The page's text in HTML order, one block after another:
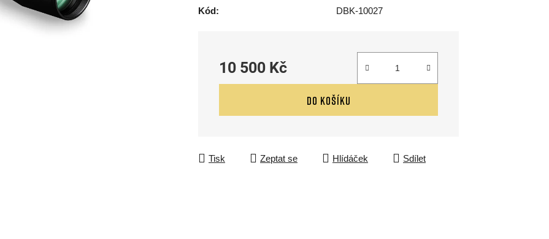
Kód:
DBK-10027
10 500 Kč
Měrná cena:
DO KOŠÍKU
Tisk Zeptat se Hlídáček Sdílet